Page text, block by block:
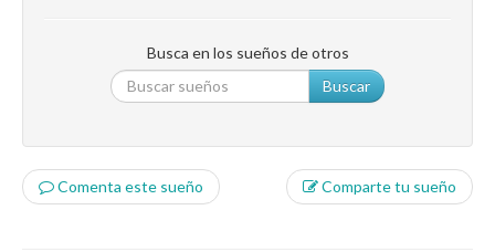
Busca en los sueños de otros
Buscar
Comenta este sueño Comparte tu sueño